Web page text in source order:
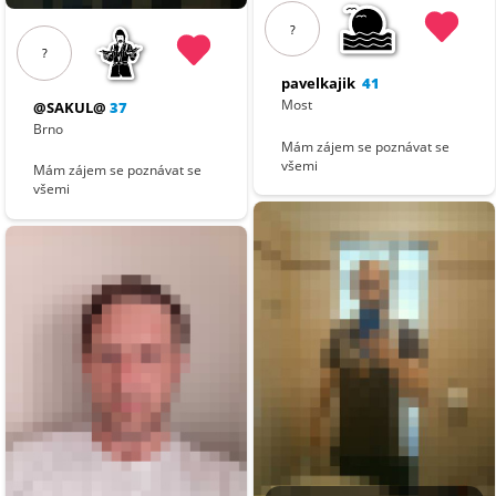
?
@SAKUL@ 37
Brno
Mám zájem se poznávat se
všemi
?
pavelkajik 41
Most
Mám zájem se poznávat se
všemi